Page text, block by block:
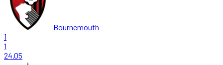
Bournemouth
1
1
24.05